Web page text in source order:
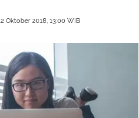
Oktober 2018, 13:00 WIB